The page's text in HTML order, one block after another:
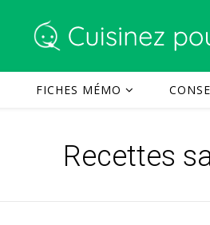
FICHES MÉMO
Recettes